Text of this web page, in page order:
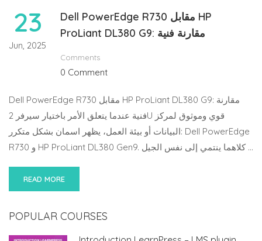
23
Jun, 2025
Dell PowerEdge R730 مقابل HP
ProLiant DL380 G9: مقارنة فنية
Comments
0 Comment
Dell PowerEdge R730 مقابل HP ProLiant DL380 G9: مقارنة
فنية عندما يتعلق الأمر باختيار سيرفر 2U قوي وموثوق لمركز
البيانات أو بيئة العمل، يظهر اسمان بشكل متكرر: Dell PowerEdge
R730 و HP ProLiant DL380 Gen9. كلاهما ينتمي إلى نفس الجيل …
READ MORE
POPULAR COURSES